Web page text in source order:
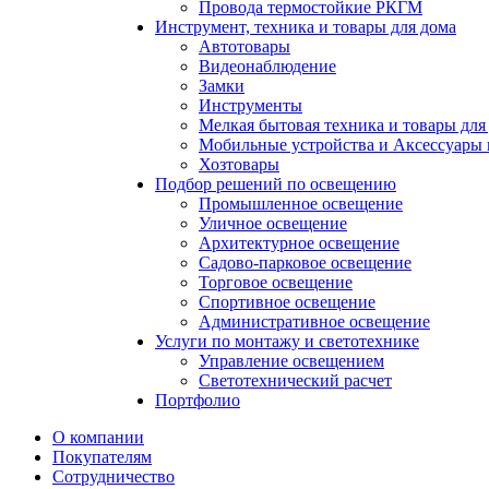
Провода термостойкие РКГМ
Инструмент, техника и товары для дома
Автотовары
Видеонаблюдение
Замки
Инструменты
Мелкая бытовая техника и товары для
Мобильные устройства и Аксессуары
Хозтовары
Подбор решений по освещению
Промышленное освещение
Уличное освещение
Архитектурное освещение
Садово-парковое освещение
Торговое освещение
Спортивное освещение
Административное освещение
Услуги по монтажу и светотехнике
Управление освещением
Светотехнический расчет
Портфолио
О компании
Покупателям
Сотрудничество